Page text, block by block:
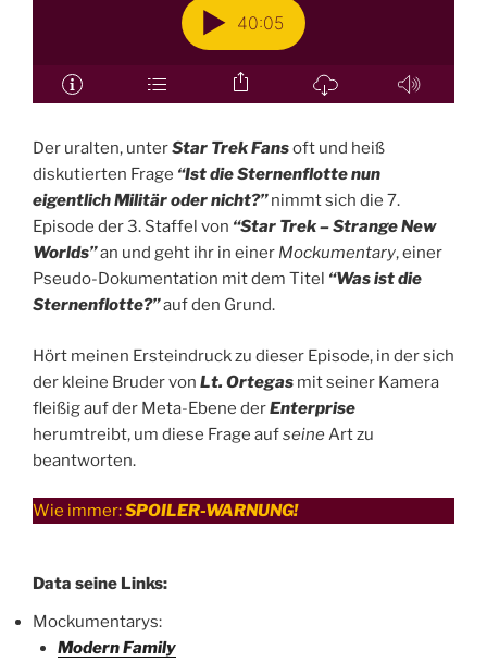
Der uralten, unterStar Trek Fansoft und heiß
diskutierten Frage “Ist die Sternenflotte nun
eigentlich Militär oder nicht?”nimmt sich die 7.
Episode der 3. Staffel von “Star Trek – Strange New
Worlds”an und geht ihr in einer Mockumentary, einer
Pseudo-Dokumentation mit dem Titel “Was ist die
Sternenflotte?”auf den Grund.
Hört meinen Ersteindruck zu dieser Episode, in der sich
der kleine Bruder von Lt. Ortegas mit seiner Kamera
fleißig auf der Meta-Ebene derEnterprise
herumtreibt, um diese Frage aufseineArt zu
beantworten.
Wie immer:SPOILER-WARNUNG!
Data seine Links:
Mockumentarys:
Modern Family